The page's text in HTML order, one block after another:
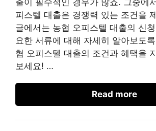
피스텔 대출은 경쟁력 있는 조건을
글에서는 농협 오피스텔 대출의 신
요한 서류에 대해 자세히 알아보도
협 오피스텔 대출의 조건과 혜택을
보세요! …
Read more